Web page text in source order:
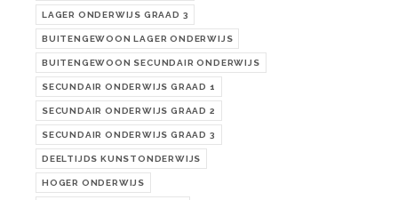
LAGER ONDERWIJS GRAAD 3
BUITENGEWOON LAGER ONDERWIJS
BUITENGEWOON SECUNDAIR ONDERWIJS
SECUNDAIR ONDERWIJS GRAAD 1
SECUNDAIR ONDERWIJS GRAAD 2
SECUNDAIR ONDERWIJS GRAAD 3
DEELTIJDS KUNSTONDERWIJS
HOGER ONDERWIJS